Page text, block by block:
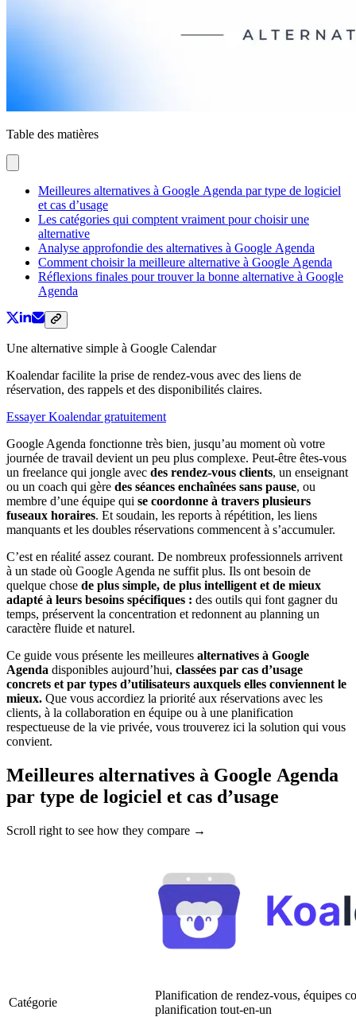
Table des matières
Meilleures alternatives à Google Agenda par type de logiciel
et cas d’usage
Les catégories qui comptent vraiment pour choisir une
alternative
Analyse approfondie des alternatives à Google Agenda
Comment choisir la meilleure alternative à Google Agenda
Réflexions finales pour trouver la bonne alternative à Google
Agenda
Une alternative simple à Google Calendar
Koalendar facilite la prise de rendez-vous avec des liens de
réservation, des rappels et des disponibilités claires.
Essayer Koalendar gratuitement
Google Agenda fonctionne très bien, jusqu’au moment où votre
journée de travail devient un peu plus complexe. Peut‑être êtes‑vous
un freelance qui jongle avec des rendez-vous clients, un enseignant
ou un coach qui gère des séances enchaînées sans pause, ou
membre d’une équipe qui se coordonne à travers plusieurs
fuseaux horaires. Et soudain, les reports à répétition, les liens
manquants et les doubles réservations commencent à s’accumuler.
C’est en réalité assez courant. De nombreux professionnels arrivent
à un stade où Google Agenda ne suffit plus. Ils ont besoin de
quelque chose de plus simple, de plus intelligent et de mieux
adapté à leurs besoins spécifiques : des outils qui font gagner du
temps, préservent la concentration et redonnent au planning un
caractère fluide et naturel.
Ce guide vous présente les meilleures alternatives à Google
Agenda disponibles aujourd’hui, classées par cas d’usage
concrets et par types d’utilisateurs auxquels elles conviennent le
mieux. Que vous accordiez la priorité aux réservations avec les
clients, à la collaboration en équipe ou à une planification
respectueuse de la vie privée, vous trouverez ici la solution qui vous
convient.
Meilleures alternatives à Google Agenda
par type de logiciel et cas d’usage
Scroll right to see how they compare →
Catégorie
Planification de rendez-vous, équipes
planification tout-en-un